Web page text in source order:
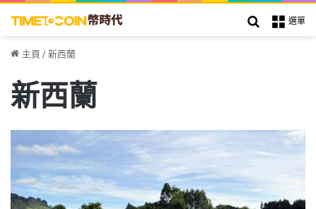
選單
搜索
主頁 /新西蘭
新西蘭